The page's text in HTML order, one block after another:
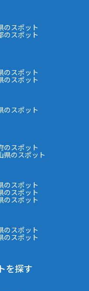
のスポット
のスポット
のスポット
のスポット
のスポット
のスポット
県のスポット
のスポット
のスポット
のスポット
のスポット
のスポット
を探す